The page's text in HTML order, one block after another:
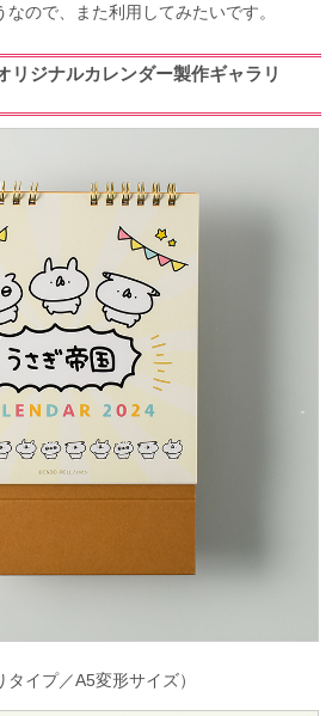
ので、また利用してみたいです。
リジナルカレンダー製作ギャラリ
イプ／A5変形サイズ）